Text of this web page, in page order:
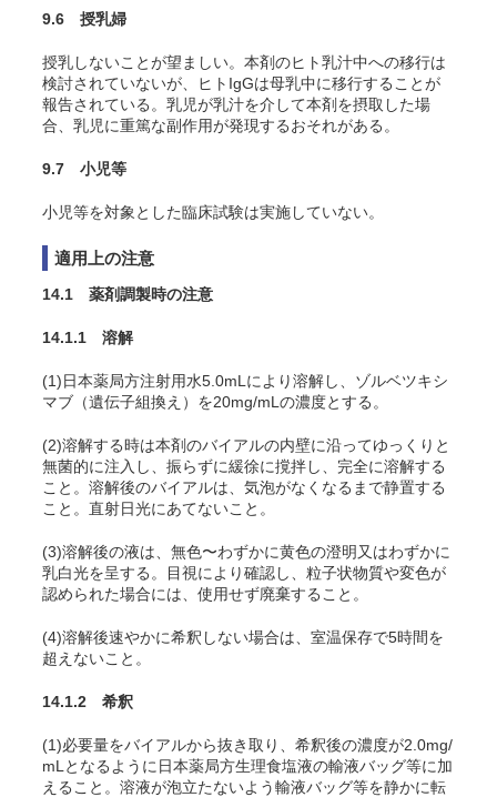
9.6 授乳婦
授乳しないことが望ましい。本剤のヒト乳汁中への移行は
検討されていないが、ヒトIgGは母乳中に移行することが
報告されている。乳児が乳汁を介して本剤を摂取した場
合、乳児に重篤な副作用が発現するおそれがある。
9.7 小児等
小児等を対象とした臨床試験は実施していない。
適用上の注意
14.1 薬剤調製時の注意
14.1.1 溶解
(1)日本薬局方注射用水5.0mLにより溶解し、ゾルベツキシ
マブ（遺伝子組換え）を20mg/mLの濃度とする。
(2)溶解する時は本剤のバイアルの内壁に沿ってゆっくりと
無菌的に注入し、振らずに緩徐に撹拌し、完全に溶解する
こと。溶解後のバイアルは、気泡がなくなるまで静置する
こと。直射日光にあてないこと。
(3)溶解後の液は、無色〜わずかに黄色の澄明又はわずかに
乳白光を呈する。目視により確認し、粒子状物質や変色が
認められた場合には、使用せず廃棄すること。
(4)溶解後速やかに希釈しない場合は、室温保存で5時間を
超えないこと。
14.1.2 希釈
(1)必要量をバイアルから抜き取り、希釈後の濃度が2.0mg/
mLとなるように日本薬局方生理食塩液の輸液バッグ等に加
えること。溶液が泡立たないよう輸液バッグ等を静かに転